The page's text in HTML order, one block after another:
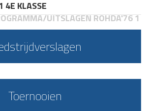
4E KLASSE
UITSLAGEN ROHDA'76 1
Toernooien